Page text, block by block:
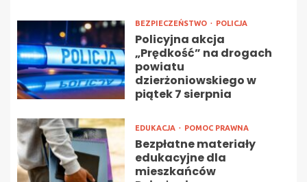
BEZPIECZEŃSTWO POLICJA
Policyjna akcja
„Prędkość” na drogach
powiatu
dzierżoniowskiego w
piątek 7 sierpnia
EDUKACJA POMOC PRAWNA
Bezpłatne materiały
edukacyjne dla
mieszkańców